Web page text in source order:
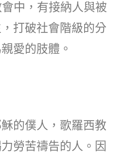
中，有接納人與被
打破社會階級的分
愛的肢體。
的僕人，歌羅西教
勞苦禱告的人。因